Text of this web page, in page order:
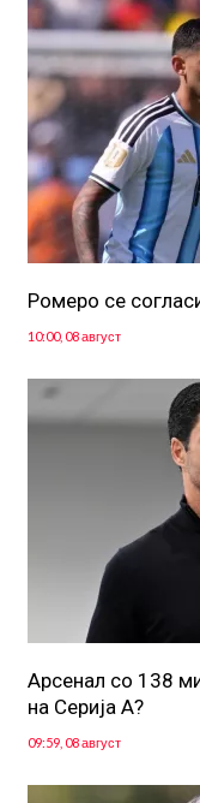
Ромеро се
10:00, 08 август
Арсенал со 138
на Серија А?
09:59, 08 август